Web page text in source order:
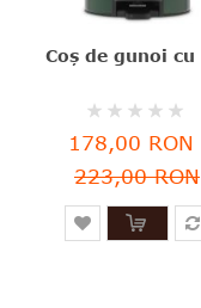
Rating:
0%
178,00 RON
223,00 RON